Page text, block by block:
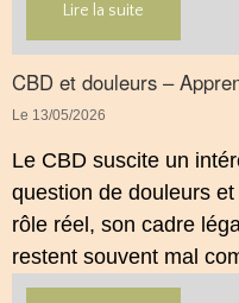
usages externes du
propose une mise au
comprendre comment
démarche de
Lire la suite
CBD et douleurs –
Le 13/05/2026
Le CBD suscite un
question de douleurs
rôle réel, son cadre
restent souvent mal
mise au point claire,